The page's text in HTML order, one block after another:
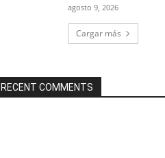
agosto 9, 2026
Cargar más
RECENT COMMENTS